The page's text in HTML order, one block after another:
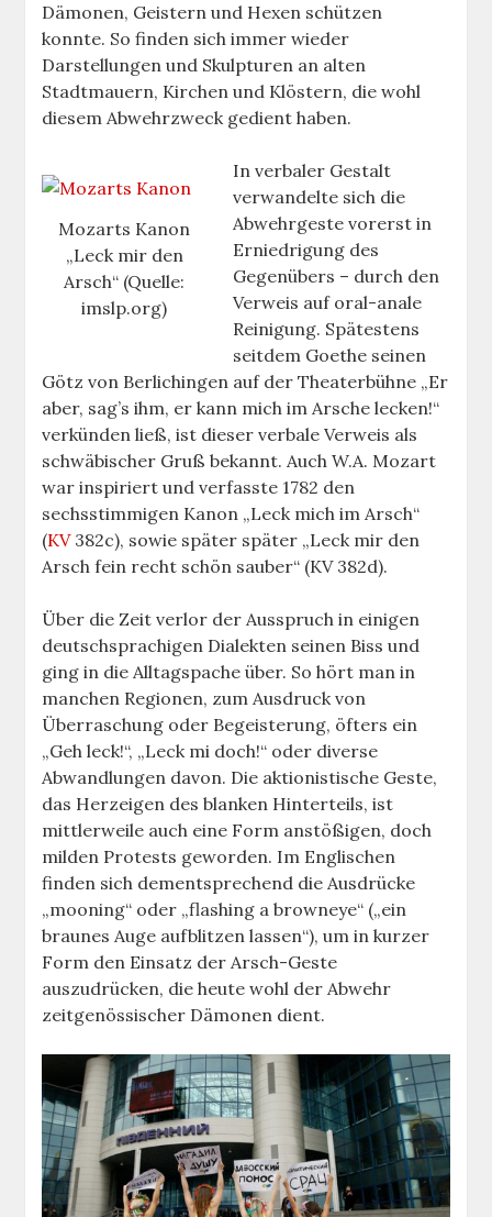
Dämonen, Geistern und Hexen schützen
konnte. So finden sich immer wieder
Darstellungen und Skulpturen an alten
Stadtmauern, Kirchen und Klöstern, die wohl
diesem Abwehrzweck gedient haben.
Mozarts Kanon
„Leck mir den
Arsch“ (Quelle:
imslp.org)
In verbaler Gestalt
verwandelte sich die
Abwehrgeste vorerst in
Erniedrigung des
Gegenübers – durch den
Verweis auf oral-anale
Reinigung. Spätestens
seitdem Goethe seinen
Götz von Berlichingen auf der Theaterbühne „Er
aber, sag’s ihm, er kann mich im Arsche lecken!“
verkünden ließ, ist dieser verbale Verweis als
schwäbischer Gruß bekannt. Auch W.A. Mozart
war inspiriert und verfasste 1782 den
sechsstimmigen Kanon „Leck mich im Arsch“
(KV382c), sowie später später „Leck mir den
Arsch fein recht schön sauber“ (KV 382d).
Über die Zeit verlor der Ausspruch in einigen
deutschsprachigen Dialekten seinen Biss und
ging in die Alltagspache über. So hört man in
manchen Regionen, zum Ausdruck von
Überraschung oder Begeisterung, öfters ein
„Geh leck!“, „Leck mi doch!“ oder diverse
Abwandlungen davon. Die aktionistische Geste,
das Herzeigen des blanken Hinterteils, ist
mittlerweile auch eine Form anstößigen, doch
milden Protests geworden. Im Englischen
finden sich dementsprechend die Ausdrücke
„mooning“ oder „flashing a browneye“ („ein
braunes Auge aufblitzen lassen“), um in kurzer
Form den Einsatz der Arsch-Geste
auszudrücken, die heute wohl der Abwehr
zeitgenössischer Dämonen dient.